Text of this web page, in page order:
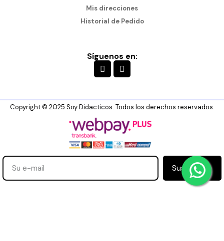
Mis direcciones
Historial de Pedido
Síguenos en:
Copyright © 2025 Soy Didacticos. Todos los derechos reservados.
Suscribirse